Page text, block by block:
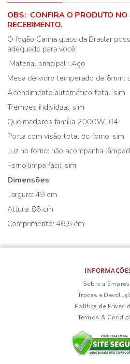
OBS: CONFIRA O PRODUTO NO
RECEBIMENTO.
O fogão Carina glass da Braslar
adequado para você.
Material principal : Aço
Mesa de vidro temperado de 6mm:
Acendimento automático total: sim
Trempes individual: sim
Queimadores família 2000W: 04
Porta com visão total do forno: sim
Luz no forno: não acompanha
Forno limpa fácil: sim
Dimensões
Largura: 49 cm
Altura: 86 cm
Comprimento: 46,5 cm
Sobre a
Trocas e
Política de
Termos &